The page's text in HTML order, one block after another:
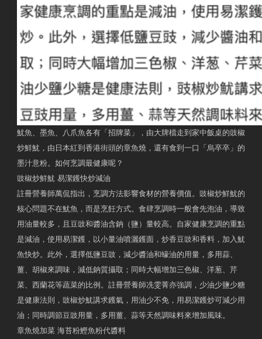
魷魚、墨魚、八爪魚各有「招牌菜」，由大牌檔走到家中飯桌的豉椒
炒鮮魷，由日本紅到香港街頭的章魚燒，還有食到一口「烏卒卒」的
墨汁意粉。如何烹調最健康呢？
豉椒炒鮮魷 易潔鑊快炒減油
註冊營養師萬侃指出，烹調方法影響食材的營養價值。豉椒炒鮮魷的
核心問題不在魷魚，而是烹飪方式。食肆烹調時一般會先泡油，導致
用油量較多，且豆豉和醬油含鈉（鹽）量較高。自家健康烹調的重點
是減油，使用易潔鑊，以小量油噴灑鑊面，炒香豆豉和香料，加入魷
魚快炒。此外，選擇低鹽豆豉，減少醬油和蠔油的用量，多用蒜、
薑、胡椒來調味，減低鈉質攝取；同時大幅增加三色椒、洋葱、芹
菜、西蘭花等蔬菜的比例。註冊營養師冼雯菁亦強調，少油少鹽少糖
是健康法則，豉椒炒魷講求鑊氣，用油少不免，用易潔鑊炒可減少用
油；同時調節豆豉用量，多用薑、蒜等天然調味料來增加風味。
章魚燒加菜 海苔粉鰹魚粉代醬料